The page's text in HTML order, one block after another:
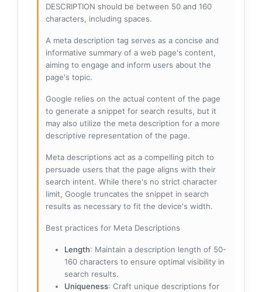
DESCRIPTION should be between 50 and 160
characters, including spaces.
A meta description tag serves as a concise and
informative summary of a web page's content,
aiming to engage and inform users about the
page's topic.
Google relies on the actual content of the page
to generate a snippet for search results, but it
may also utilize the meta description for a more
descriptive representation of the page.
Meta descriptions act as a compelling pitch to
persuade users that the page aligns with their
search intent. While there's no strict character
limit, Google truncates the snippet in search
results as necessary to fit the device's width.
Best practices for Meta Descriptions
Length: Maintain a description length of 50-
160 characters to ensure optimal visibility in
search results.
Uniqueness: Craft unique descriptions for